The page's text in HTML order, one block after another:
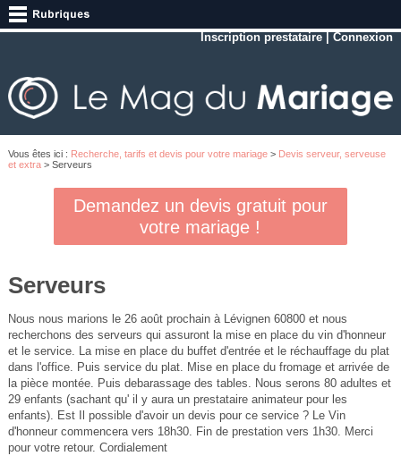
Inscription prestataire |Connexion
Vous êtes ici : Recherche, tarifs et devis pour votre mariage> Devis serveur, serveuse
et extra> Serveurs
Demandez un devis gratuit pour
votre mariage !
Serveurs
Nous nous marions le 26 août prochain à Lévignen 60800 et nous
recherchons des serveurs qui assuront la mise en place du vin d'honneur
et le service. La mise en place du buffet d'entrée et le réchauffage du plat
dans l'office. Puis service du plat. Mise en place du fromage et arrivée de
la pièce montée. Puis debarassage des tables. Nous serons 80 adultes et
29 enfants (sachant qu' il y aura un prestataire animateur pour les
enfants). Est Il possible d'avoir un devis pour ce service ? Le Vin
d'honneur commencera vers 18h30. Fin de prestation vers 1h30. Merci
pour votre retour. Cordialement